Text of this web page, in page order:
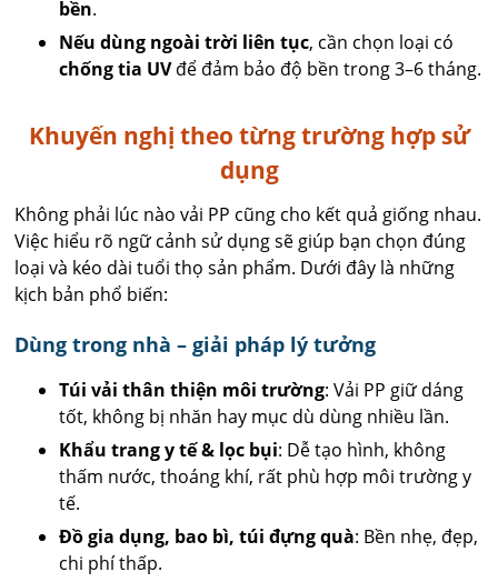
bền.
Nếu dùng ngoài trời liên tục, cần chọn loại có
chống tia UVđể đảm bảo độ bền trong 3–6 tháng.
Khuyến nghị theo từng trường hợp sử
dụng
Không phải lúc nào vải PP cũng cho kết quả giống nhau.
Việc hiểu rõ ngữ cảnh sử dụng sẽ giúp bạn chọn đúng
loại và kéo dài tuổi thọ sản phẩm. Dưới đây là những
kịch bản phổ biến:
Dùng trong nhà – giải pháp lý tưởng
Túi vải thân thiện môi trường: Vải PP giữ dáng
tốt, không bị nhăn hay mục dù dùng nhiều lần.
Khẩu trang y tế & lọc bụi: Dễ tạo hình, không
thấm nước, thoáng khí, rất phù hợp môi trường y
tế.
Đồ gia dụng, bao bì, túi đựng quà: Bền nhẹ, đẹp,
chi phí thấp.